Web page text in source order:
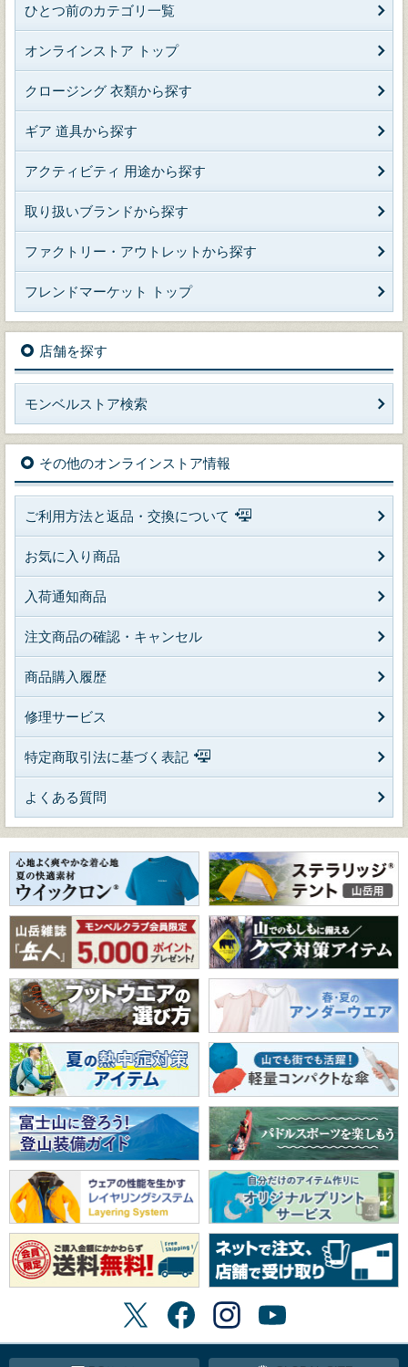
ひとつ前のカテゴリ一覧
オンラインストア トップ
クロージング 衣類から探す
ギア 道具から探す
アクティビティ 用途から探す
取り扱いブランドから探す
ファクトリー・アウトレットから探す
フレンドマーケット トップ
店舗を探す
モンベルストア検索
その他のオンラインストア情報
ご利用方法と返品・交換について
お気に入り商品
入荷通知商品
注文商品の確認・キャンセル
商品購入履歴
修理サービス
特定商取引法に基づく表記
よくある質問